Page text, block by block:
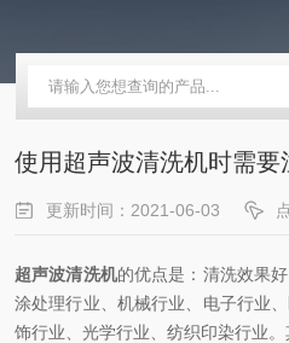
使用超声波清洗机时需要
更新时间：2021-06-03
超声波清洗机的优点是：清洗效果
涂处理行业、机械行业、电子行业
饰行业、光学行业、纺织印染行业。